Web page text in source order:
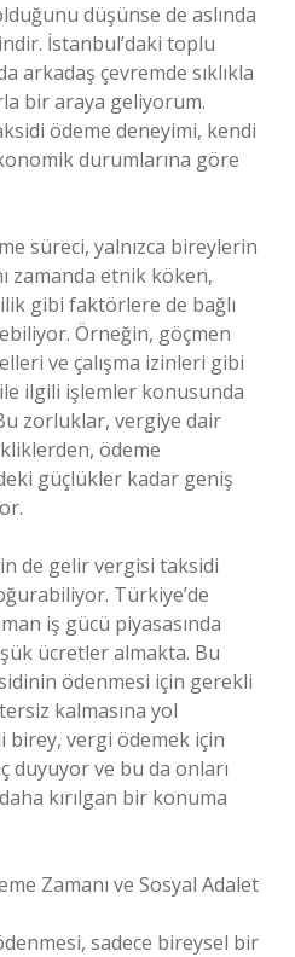
düşünse de aslında
İstanbul’daki toplu
arkadaş çevremde sıklıkla
bir araya geliyorum.
ödeme deneyimi, kendi
durumlarına göre
süreci, yalnızca bireylerin
zamanda etnik köken,
gibi faktörlere de bağlı
Örneğin, göçmen
ve çalışma izinleri gibi
ilgili işlemler konusunda
zorluklar, vergiye dair
ödeme
güçlükler kadar geniş
de gelir vergisi taksidi
Türkiye’de
iş gücü piyasasında
ücretler almakta. Bu
ödenmesi için gerekli
kalmasına yol
birey, vergi ödemek için
duyuyor ve bu da onları
kırılgan bir konuma
Zamanı ve Sosyal Adalet
sadece bireysel bir